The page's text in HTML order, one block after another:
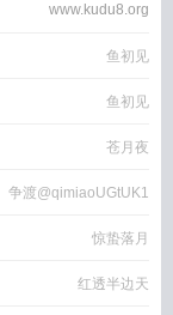
www.kudu8.org
鱼初见
鱼初见
苍月夜
争渡@qimiaoUGtUK1
惊蛰落月
红透半边天